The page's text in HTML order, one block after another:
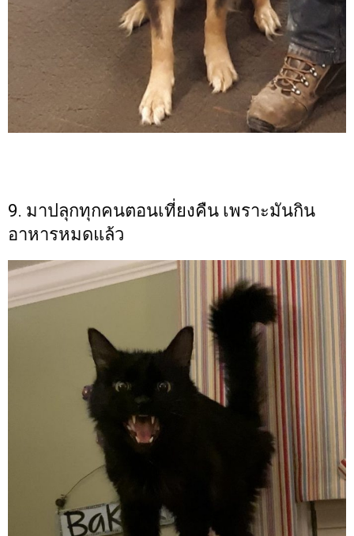
9. มาปลุกทุกคนตอนเที่ยงคืน เพราะมันกิน
อาหารหมดแล้ว